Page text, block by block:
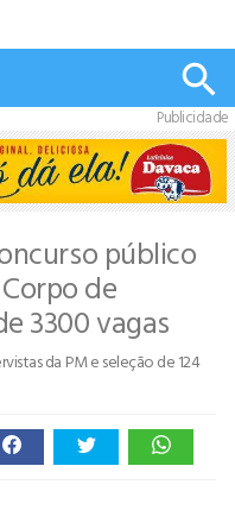
Publicidade
público
de
3300 vagas
da PM e seleção de 124